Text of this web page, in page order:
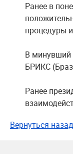
Ранее в
процедуры
В минувший
БРИКС
Ранее
Вернуться назад